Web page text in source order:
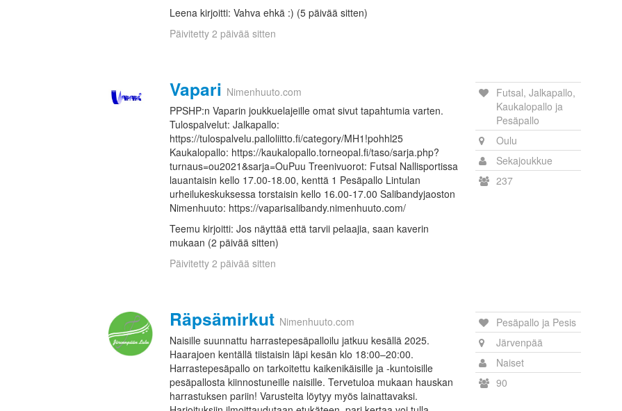
Leena kirjoitti: Vahva ehkä :) (5 päivää sitten)
Päivitetty 2 päivää sitten
Vapari Nimenhuuto.com
PPSHP:n Vaparin joukkuelajeille omat sivut tapahtumia varten.
Tulospalvelut: Jalkapallo:
https://tulospalvelu.palloliitto.fi/category/MH1!pohhl25
Kaukalopallo: https://kaukalopallo.torneopal.fi/taso/sarja.php?
turnaus=ou2021&sarja=OuPuu Treenivuorot: Futsal Nallisportissa
lauantaisin kello 17.00-18.00, kenttä 1 Pesäpallo Lintulan
urheilukeskuksessa torstaisin kello 16.00-17.00 Salibandyjaoston
Nimenhuuto: https://vaparisalibandy.nimenhuuto.com/
Teemu kirjoitti: Jos näyttää että tarvii pelaajia, saan kaverin
mukaan (2 päivää sitten)
Päivitetty 2 päivää sitten
Futsal, Jalkapallo,
Kaukalopallo ja
Pesäpallo
Oulu
Sekajoukkue
237
Räpsämirkut Nimenhuuto.com
Naisille suunnattu harrastepesäpalloilu jatkuu kesällä 2025.
Haarajoen kentällä tiistaisin läpi kesän klo 18:00–20:00.
Harrastepesäpallo on tarkoitettu kaikenikäisille ja -kuntoisille
pesäpallosta kiinnostuneille naisille. Tervetuloa mukaan hauskan
harrastuksen pariin! Varusteita löytyy myös lainattavaksi.
Pesäpallo ja Pesis
Järvenpää
Naiset
90